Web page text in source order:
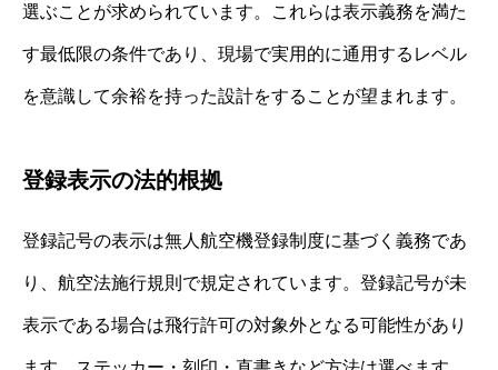
選ぶことが求められています。これらは表示義務を満た
す最低限の条件であり、現場で実用的に通用するレベル
を意識して余裕を持った設計をすることが望まれます。
登録表示の法的根拠
登録記号の表示は無人航空機登録制度に基づく義務であ
り、航空法施行規則で規定されています。登録記号が未
表示である場合は飛行許可の対象外となる可能性があり